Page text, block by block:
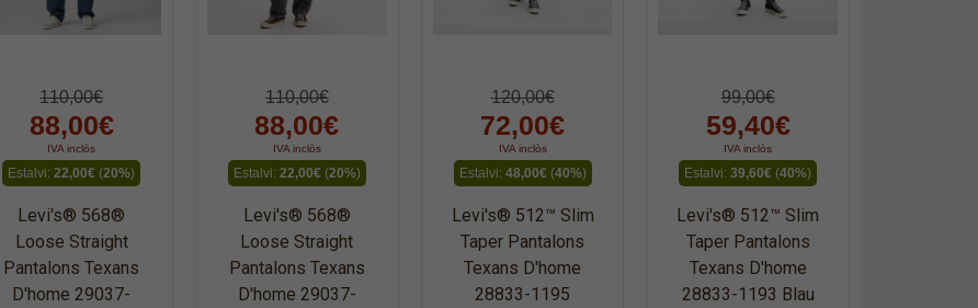
110,00€
88,00€
IVA inclòs
Estalvi:22,00€ (20%)
Levi's® 568®
Loose Straight
Pantalons Texans
D'home 29037-
110,00€
88,00€
IVA inclòs
Estalvi: 22,00€(20%)
Levi's® 568®
Loose Straight
Pantalons Texans
D'home 29037-
120,00€
72,00€
IVA inclòs
Estalvi: 48,00€(40%)
Levi's® 512™ Slim
Taper Pantalons
Texans D'home
28833-1195
99,00€
59,40€
IVA inclòs
Estalvi:39,60€ (40%)
Levi's® 512™ Slim
Taper Pantalons
Texans D'home
28833-1193 Blau